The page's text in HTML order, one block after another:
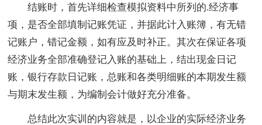
结账时，首先详细检查模拟资料中所列的.经济事
项，是否全部填制记账凭证，并据此计入账簿，有无错
记账户，错记金额，如有应及时补正。其次在保证各项
经济业务全部准确登记入账的基础上，结出现金日记
账，银行存款日记账，总账和各类明细账的本期发生额
与期末发生额，为编制会计做好充分准备。
总结此次实训的内容就是，以企业的实际经济业务